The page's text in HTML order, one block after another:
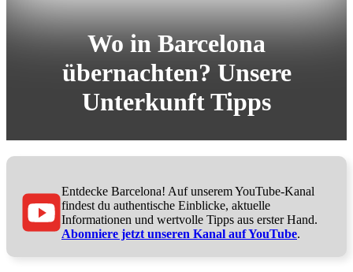
Wo in Barcelona
übernachten? Unsere
Unterkunft Tipps
Entdecke Barcelona! Auf unserem YouTube-Kanal
findest du authentische Einblicke, aktuelle
Informationen und wertvolle Tipps aus erster Hand.
Abonniere jetzt unseren Kanal auf YouTube.